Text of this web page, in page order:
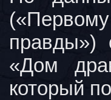
правды»)
«Дом
который